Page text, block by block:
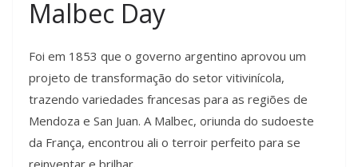
Malbec Day
Foi em 1853 que o governo argentino aprovou um
projeto de transformação do setor vitivinícola,
trazendo variedades francesas para as regiões de
Mendoza e San Juan. A Malbec, oriunda do sudoeste
da França, encontrou ali o terroir perfeito para se
reinventar e brilhar.